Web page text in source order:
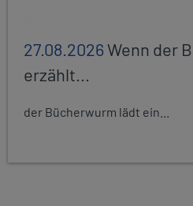
27.08.2026Wenn der
erzählt...
der Bücherwurm lädt ein...